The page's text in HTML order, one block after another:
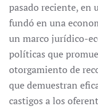
pasado reciente, en
fundó en una
un marco jurídico-
políticas que
otorgamiento de
que demuestran
castigos a los